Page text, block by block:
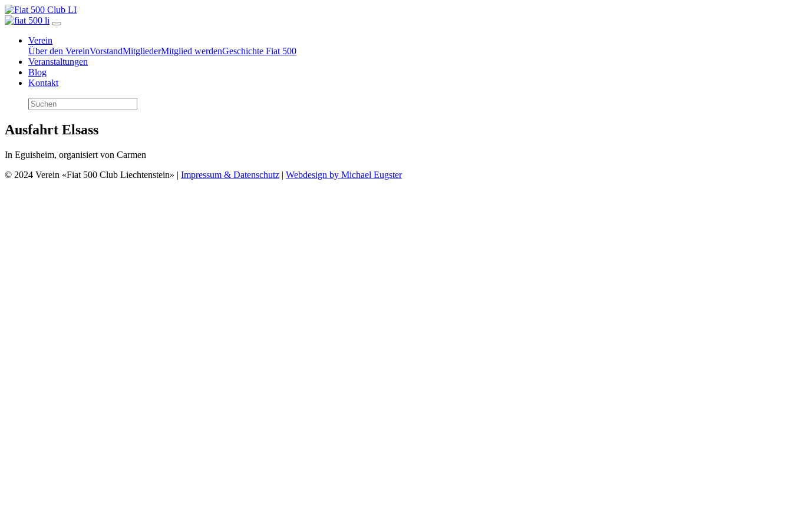
Verein
Über den VereinVorstandMitgliederMitglied werdenGeschichte Fiat 500
Veranstaltungen
Blog
Kontakt
Ausfahrt Elsass
In Eguisheim, organisiert von Carmen
© 2024 Verein «Fiat 500 Club Liechtenstein» | Impressum & Datenschutz | Webdesign by Michael Eugster